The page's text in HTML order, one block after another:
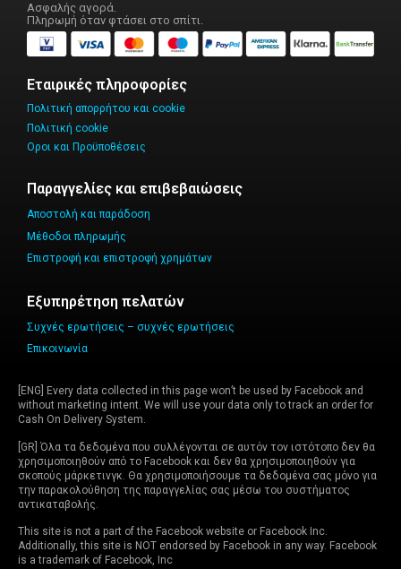
Ασφαλής αγορά.
Πληρωμή όταν φτάσει στο σπίτι.
Εταιρικές πληροφορίες
Πολιτική απορρήτου και cookie
Πολιτική cookie
Οροι και Προϋποθέσεις
Παραγγελίες και επιβεβαιώσεις
Αποστολή και παράδοση
Μέθοδοι πληρωμής
Επιστροφή και επιστροφή χρημάτων
Εξυπηρέτηση πελατών
Συχνές ερωτήσεις – συχνές ερωτήσεις
Επικοινωνία
[ENG] Every data collected in this page won’t be used by Facebook and
without marketing intent. We will use your data only to track an order for
Cash On Delivery System.
[GR] Όλα τα δεδομένα που συλλέγονται σε αυτόν τον ιστότοπο δεν θα
χρησιμοποιηθούν από το Facebook και δεν θα χρησιμοποιηθούν για
σκοπούς μάρκετινγκ. Θα χρησιμοποιήσουμε τα δεδομένα σας μόνο για
την παρακολούθηση της παραγγελίας σας μέσω του συστήματος
αντικαταβολής.
This site is not a part of the Facebook website or Facebook Inc.
Additionally, this site is NOT endorsed by Facebook in any way. Facebook
is a trademark of Facebook, Inc